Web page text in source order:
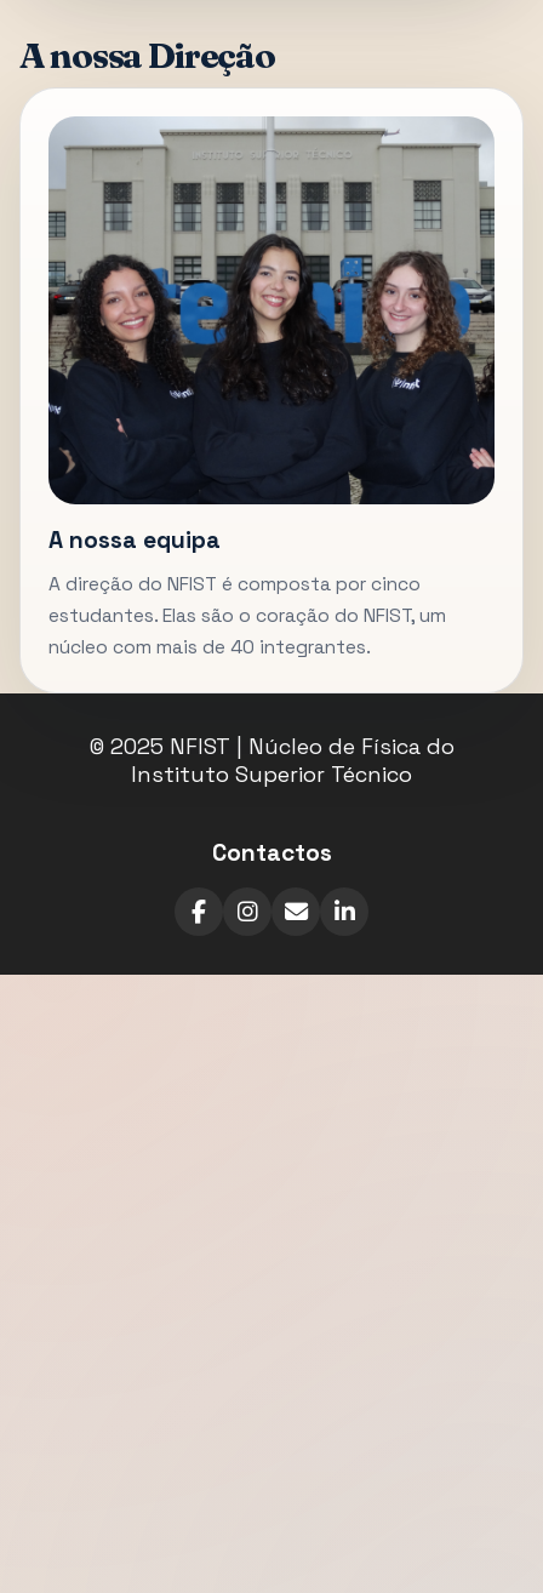
A nossa Direção
A nossa equipa
A direção do NFIST é composta por cinco
estudantes. Elas são o coração do NFIST, um
núcleo com mais de 40 integrantes.
© 2025 NFIST | Núcleo de Física do
Instituto Superior Técnico
Contactos